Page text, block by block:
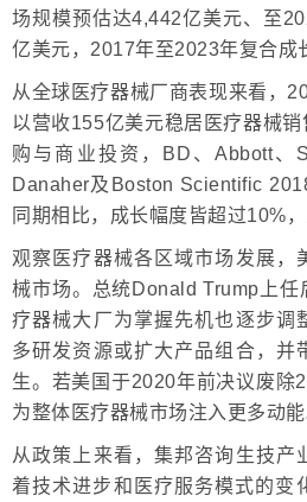
场规模预估达4,442亿美元、至
亿美元，2017年至2023年复合成
从全球医疗器械厂商表现来看，
以营收155亿美元稳居医疗器械
购与商业投资，BD、Abbott、
Danaher及Boston Scientific
同期相比，成长幅度皆超过10%，
观察医疗器械各区域市场发展，
械市场。总统Donald Trump上任
疗器械大厂为掌握先机也逐步调
多研发资源或扩大产品组合，并
生。若美国于2020年前决议废除
为整体医疗器械市场注入更多动能
从政策上来看，集邦咨询生技产
着技术进步和医疗服务模式的变